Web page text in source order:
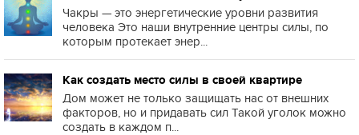
Чакры — это энергетические уровни развития
человека Это наши внутренние центры силы, по
которым протекает энер...
Как создать место силы в своей квартире
Дом может не только защищать нас от внешних
факторов, но и придавать сил Такой уголок можно
создать в каждом п...